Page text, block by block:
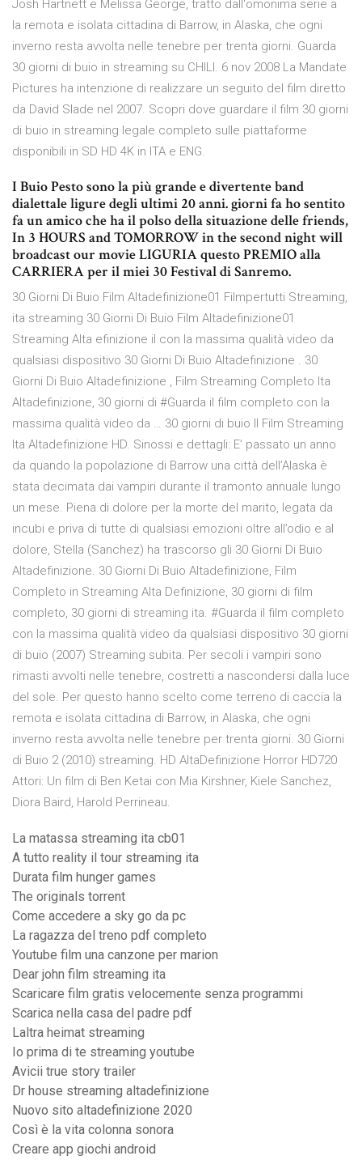
Josh Hartnett e Melissa George, tratto dall'omonima serie a
la remota e isolata cittadina di Barrow, in Alaska, che ogni
inverno resta avvolta nelle tenebre per trenta giorni. Guarda
30 giorni di buio in streaming su CHILI. 6 nov 2008 La Mandate
Pictures ha intenzione di realizzare un seguito del film diretto
da David Slade nel 2007. Scopri dove guardare il film 30 giorni
di buio in streaming legale completo sulle piattaforme
disponibili in SD HD 4K in ITA e ENG.
I Buio Pesto sono la più grande e divertente band
dialettale ligure degli ultimi 20 anni. giorni fa ho sentito
fa un amico che ha il polso della situazione delle friends,
In 3 HOURS and TOMORROW in the second night will
broadcast our movie LIGURIA questo PREMIO alla
CARRIERA per il miei 30 Festival di Sanremo.
30 Giorni Di Buio Film Altadefinizione01 Filmpertutti Streaming,
ita streaming 30 Giorni Di Buio Film Altadefinizione01
Streaming Alta efinizione il con la massima qualità video da
qualsiasi dispositivo 30 Giorni Di Buio Altadefinizione . 30
Giorni Di Buio Altadefinizione , Film Streaming Completo Ita
Altadefinizione, 30 giorni di #Guarda il film completo con la
massima qualità video da … 30 giorni di buio II Film Streaming
Ita Altadefinizione HD. Sinossi e dettagli: E’ passato un anno
da quando la popolazione di Barrow una città dell’Alaska è
stata decimata dai vampiri durante il tramonto annuale lungo
un mese. Piena di dolore per la morte del marito, legata da
incubi e priva di tutte di qualsiasi emozioni oltre all’odio e al
dolore, Stella (Sanchez) ha trascorso gli 30 Giorni Di Buio
Altadefinizione. 30 Giorni Di Buio Altadefinizione, Film
Completo in Streaming Alta Definizione, 30 giorni di film
completo, 30 giorni di streaming ita. #Guarda il film completo
con la massima qualità video da qualsiasi dispositivo 30 giorni
di buio (2007) Streaming subita. Per secoli i vampiri sono
rimasti avvolti nelle tenebre, costretti a nascondersi dalla luce
del sole. Per questo hanno scelto come terreno di caccia la
remota e isolata cittadina di Barrow, in Alaska, che ogni
inverno resta avvolta nelle tenebre per trenta giorni. 30 Giorni
di Buio 2 (2010) streaming. HD AltaDefinizione Horror HD720
Attori: Un film di Ben Ketai con Mia Kirshner, Kiele Sanchez,
Diora Baird, Harold Perrineau.
La matassa streaming ita cb01
A tutto reality il tour streaming ita
Durata film hunger games
The originals torrent
Come accedere a sky go da pc
La ragazza del treno pdf completo
Youtube film una canzone per marion
Dear john film streaming ita
Scaricare film gratis velocemente senza programmi
Scarica nella casa del padre pdf
Laltra heimat streaming
Io prima di te streaming youtube
Avicii true story trailer
Dr house streaming altadefinizione
Nuovo sito altadefinizione 2020
Così è la vita colonna sonora
Creare app giochi android